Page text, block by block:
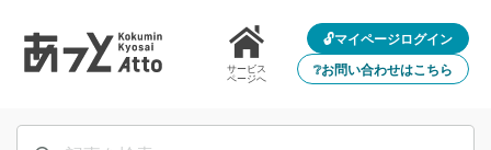
サービス
ページへ
🔓マイページログイン
❔お問い合わせはこちら